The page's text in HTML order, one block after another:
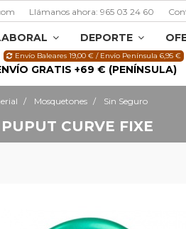
Llámanos ahora: 965 03 24 60
DEPORTE
GRATIS +69 € (PENÍNSULA)
Envío Baleares 19,00 € / Envío Península 6,95 €
Mosquetones Sin Seguro
CURVE FIXE